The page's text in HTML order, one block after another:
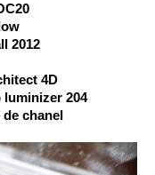
2012
4D
luminizer 204
chanel